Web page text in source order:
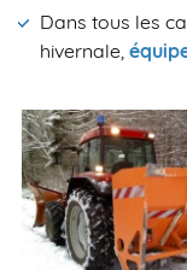
Dans tous les
hivernale,